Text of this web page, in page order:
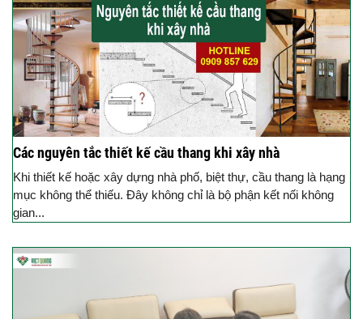
Các nguyên tắc thiết kế cầu thang khi xây nhà
Khi thiết kế hoặc xây dựng nhà phố, biệt thự, cầu thang là hạng
mục không thể thiếu. Đây không chỉ là bộ phận kết nối không
gian...